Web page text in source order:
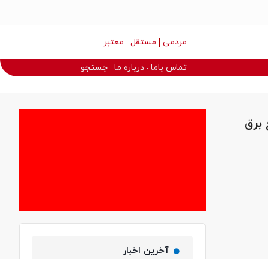
مردمی مستقل معتبر
تماس باما درباره ما جستجو
برق
آخرین اخبار